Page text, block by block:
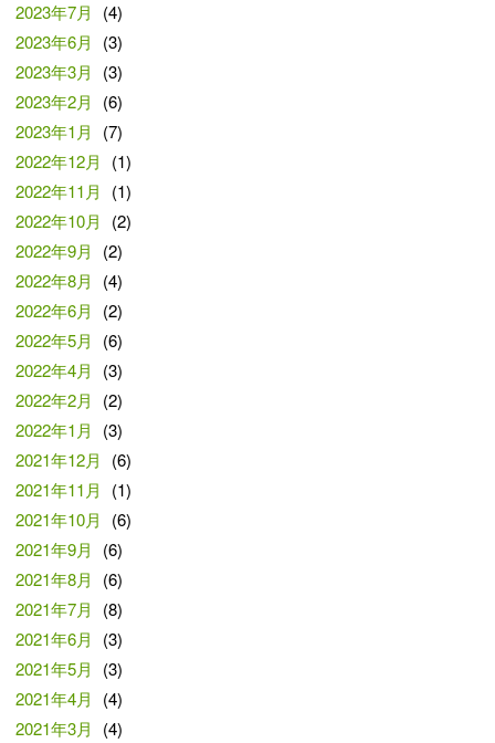
2023年7月
(4)
2023年6月
(3)
2023年3月
(3)
2023年2月
(6)
2023年1月
(7)
2022年12月
(1)
2022年11月
(1)
2022年10月
(2)
2022年9月
(2)
2022年8月
(4)
2022年6月
(2)
2022年5月
(6)
2022年4月
(3)
2022年2月
(2)
2022年1月
(3)
2021年12月
(6)
2021年11月
(1)
2021年10月
(6)
2021年9月
(6)
2021年8月
(6)
2021年7月
(8)
2021年6月
(3)
2021年5月
(3)
2021年4月
(4)
2021年3月
(4)